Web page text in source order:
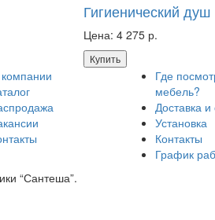
Гигиенический
Цена:4 275 р.
Купить
Где
мебель?
Доставка и
Установка
Контакты
График
“Сантеша”.